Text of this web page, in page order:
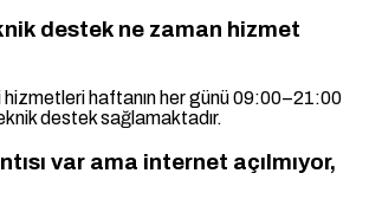
destek ne zaman hizmet
haftanın her günü 09:00–21:00
destek sağlamaktadır.
var ama internet açılmıyor,